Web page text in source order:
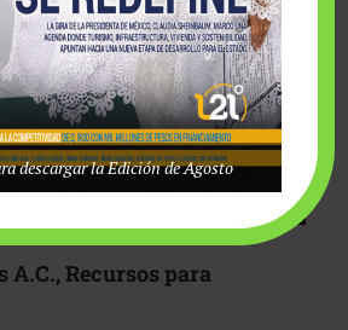
A.C., Recursos para
descargar la Edición de Agosto